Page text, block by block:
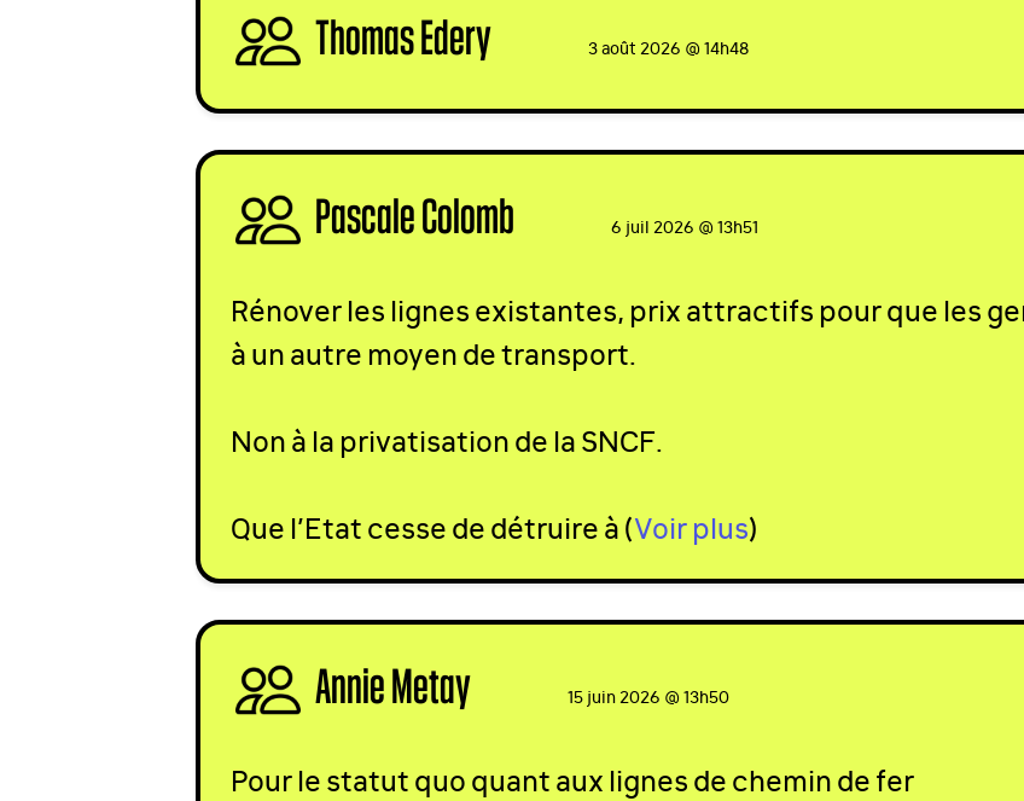
Thomas Edery 3 août 2026 @ 14h48
Pascale Colomb 6 juil 2026 @ 13h51
Rénover les lignes existantes, prix attractifs pour que les
à un autre moyen de transport.
Non à la privatisation de laSNCF.
Que l’Etat cesse de détruire à(Voir plus)
Annie Metay 15 juin 2026 @ 13h50
Pour le statut quo quant aux lignes de chemin de fer